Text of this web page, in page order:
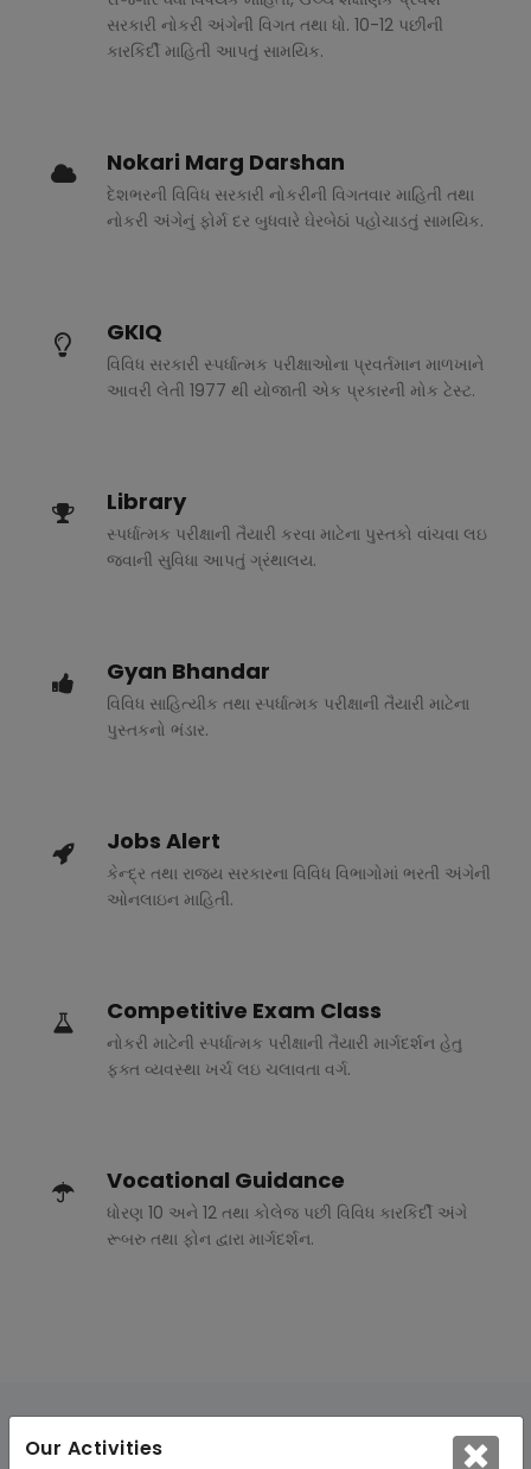
Our Activities
સરકારી નોકરી અંગેની વિગત તથા ધો. 10-12 પછીની
કારકિર્દી માહિતી આપતું સામયિક.
Nokari Marg Darshan
દેશભરની વિવિધ સરકારી નોકરીની વિગતવાર માહિતી તથા
નોકરી અંગેનું ફોર્મ દર બુધવારે ઘેરબેઠાં પહોચાડતું સામયિક.
GKIQ
વિવિધ સરકારી સ્પર્ધાત્મક પરીક્ષાઓના પ્રવર્તમાન માળખાને
આવરી લેતી 1977 થી યોજાતી એક પ્રકારની મોક ટેસ્ટ.
Library
સ્પર્ધાત્મક પરીક્ષાની તૈયારી કરવા માટેના પુસ્તકો વાંચવા લઇ
જવાની સુવિધા આપતું ગ્રંથાલય.
Gyan Bhandar
વિવિધ સાહિત્યીક તથા સ્પર્ધાત્મક પરીક્ષાની તૈયારી માટેના
પુસ્તકનો ભંડાર.
Jobs Alert
કેન્દ્ર તથા રાજ્ય સરકારના વિવિધ વિભાગોમાં ભરતી અંગેની
ઓનલાઇન માહિતી.
Competitive Exam Class
નોકરી માટેની સ્પર્ધાત્મક પરીક્ષાની તૈયારી માર્ગદર્શન હેતુ
ફક્ત વ્યવસ્થા ખર્ચ લઇ ચલાવતા વર્ગ.
Vocational Guidance
ધોરણ 10 અને 12 તથા કોલેજ પછી વિવિધ કારકિર્દી અંગે
રૂબરુ તથા ફોન દ્વારા માર્ગદર્શન.